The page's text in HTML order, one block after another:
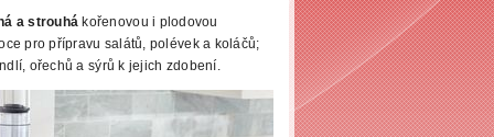
a strouhá kořenovou i plodovou
pro přípravu salátů, polévek a koláčů;
ořechů a sýrů k jejich zdobení.